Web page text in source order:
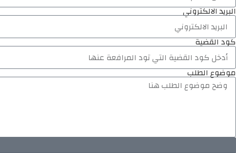
البريد الالكتروني
كود القضية
موضوع الطلب